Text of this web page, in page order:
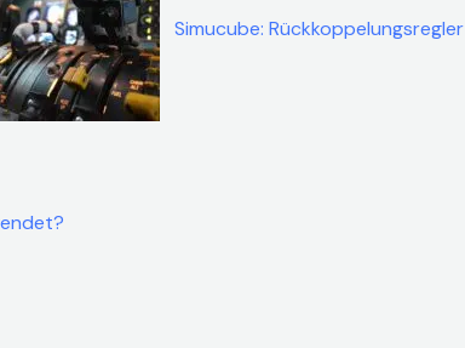
Simucube: Rückkoppelungsregler